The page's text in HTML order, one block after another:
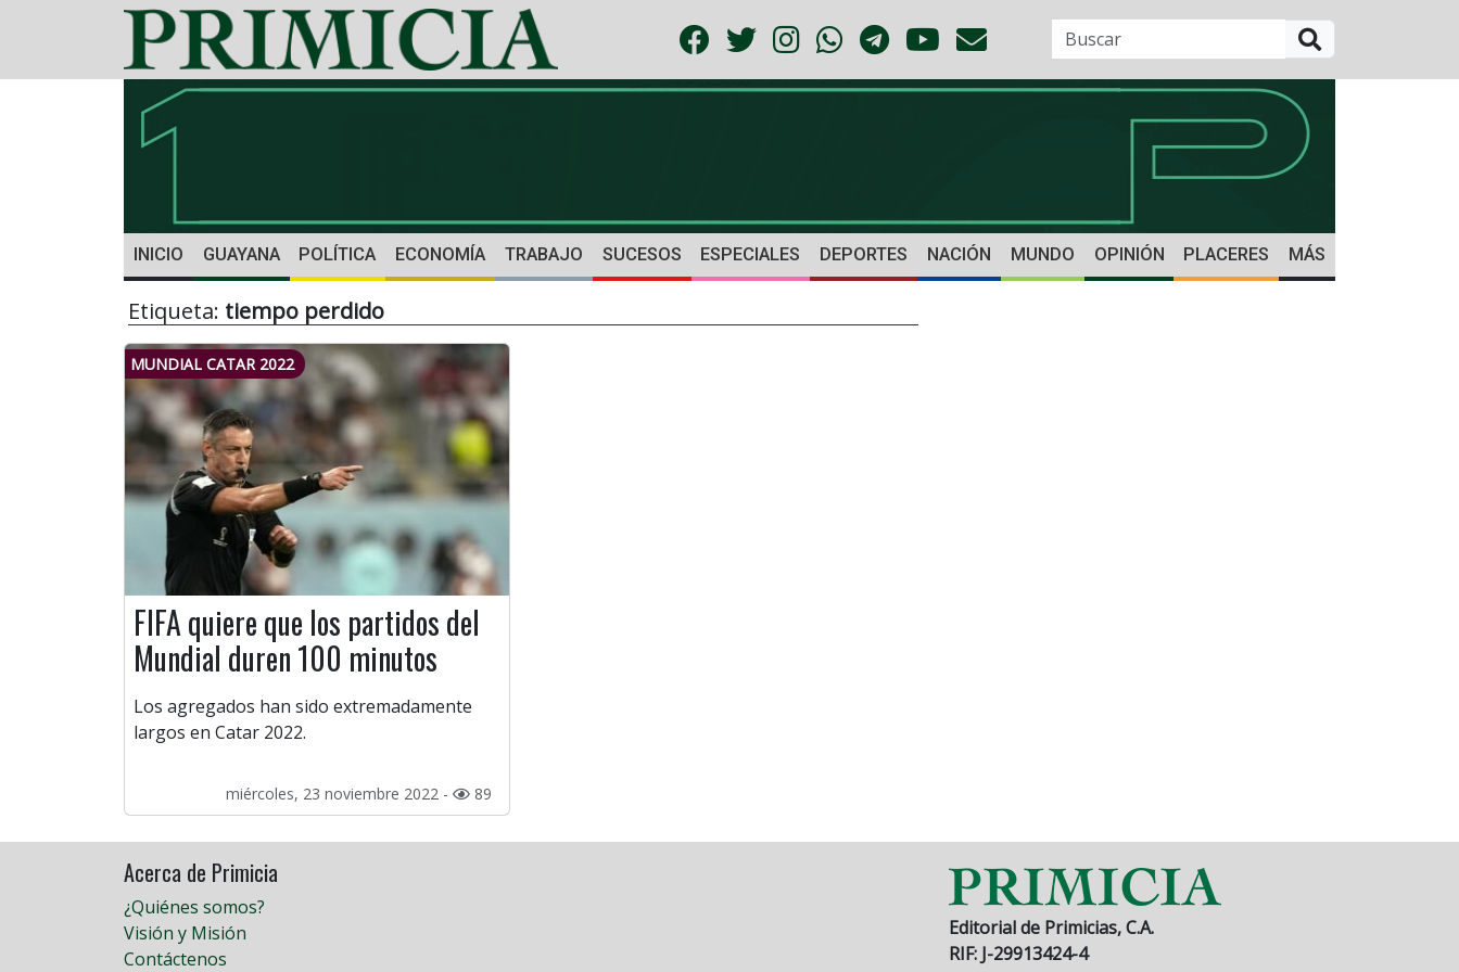
INICIO GUAYANA POLÍTICA ECONOMÍA TRABAJO SUCESOS ESPECIALES DEPORTES NACIÓN MUNDO OPINIÓN PLACERES MÁS
Etiqueta: tiempo perdido
MUNDIAL CATAR 2022
FIFA quiere que los partidos del
Mundial duren 100 minutos
Los agregados han sido extremadamente
largos en Catar 2022.
miércoles, 23 noviembre 2022 - 89
Acerca de Primicia
¿Quiénes somos?
Visión y Misión
Contáctenos
Editorial de Primicias, C.A.
RIF: J-29913424-4